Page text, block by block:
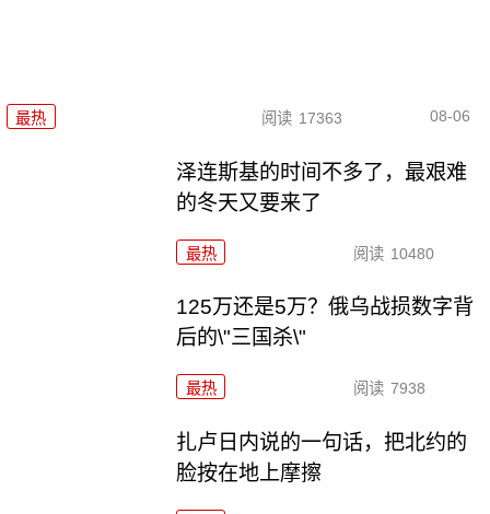
最热 阅读 17363 08-06
泽连斯基的时间不多了，最艰难
的冬天又要来了
最热 阅读 10480
125万还是5万？俄乌战损数字背
后的\"三国杀\"
最热 阅读 7938
扎卢日内说的一句话，把北约的
脸按在地上摩擦